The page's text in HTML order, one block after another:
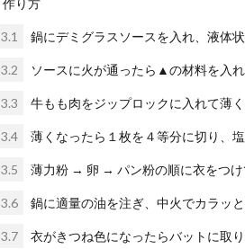
3.1 鍋にデミグラスソースを入れ、液体
3.2 ソースに火が通ったら▲の材料を入
3.3 牛もも肉をジップロックに入れて薄
3.4 薄くなったら１枚を４等分に切り、
3.5 薄力粉 → 卵 → パン粉の順に衣をつけ
3.6 鍋に適量の油を注ぎ、中火でカラッ
3.7 衣がきつね色になったらバットに取